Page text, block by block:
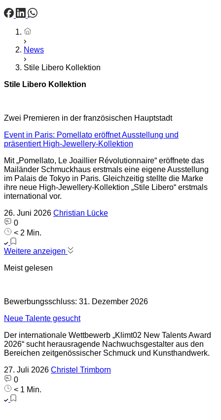
Startseite
News
Stile Libero Kollektion
Stile Libero Kollektion
Zwei Premieren in der französischen Hauptstadt
Event in Paris: Pomellato eröffnet Ausstellung und
präsentiert High-Jewellery-Kollektion
Mit „Pomellato, Le Joaillier Révolutionnaire“ eröffnete das
Mailänder Schmuckhaus erstmals eine eigene Ausstellung
im Palais de Tokyo in Paris. Gleichzeitig stellte die Marke
ihre neue High-Jewellery-Kollektion „Stile Libero“ erstmals
international vor.
26. Juni 2026 Christian Lücke
0
< 2 Min.
Weitere anzeigen
Meist gelesen
Bewerbungsschluss: 31. Dezember 2026
Neue Talente gesucht
Der internationale Wettbewerb „Klimt02 New Talents Award
2026“ sucht herausragende Nachwuchsgestalter aus den
Bereichen zeitgenössischer Schmuck und Kunsthandwerk.
27. Juli 2026 Christel Trimborn
0
< 1 Min.